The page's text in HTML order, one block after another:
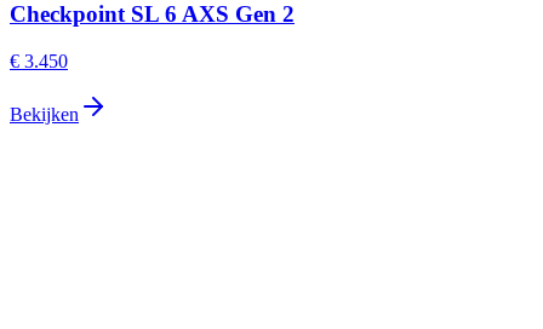
Checkpoint SL 6 AXS Gen 2
€ 3.450
Bekijken